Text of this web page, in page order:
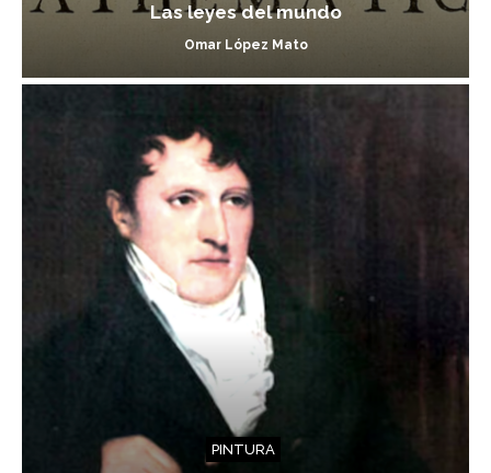
Las leyes del mundo
Omar López Mato
PINTURA